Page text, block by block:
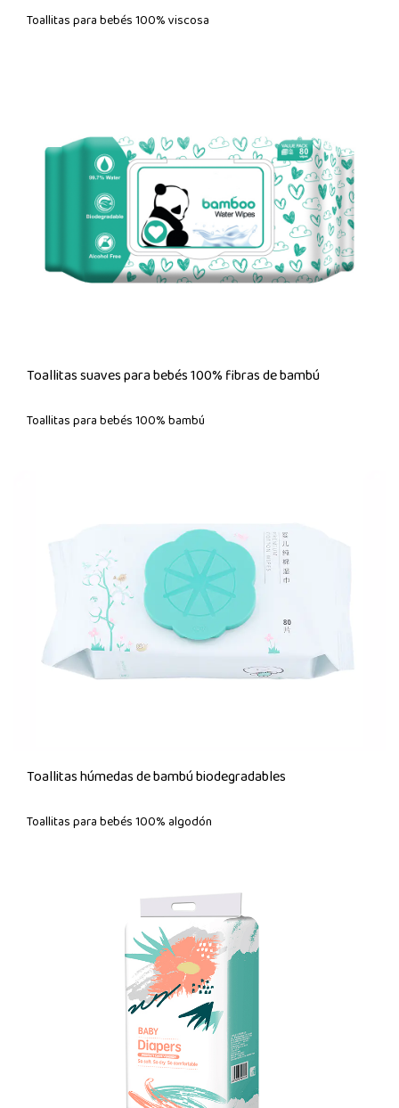
Toallitas para bebés 100% viscosa
Toallitas suaves para bebés 100% fibras de bambú
Toallitas para bebés 100% bambú
Toallitas húmedas de bambú biodegradables
Toallitas para bebés 100% algodón